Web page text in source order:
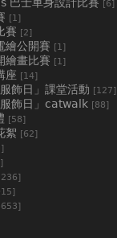
[6]
[1]
賽 [2]
繪公開賽 [1]
繪畫比賽 [1]
座 [14]
飾日」課堂活動 [127]
飾日」catwalk [88]
[58]
絮 [62]